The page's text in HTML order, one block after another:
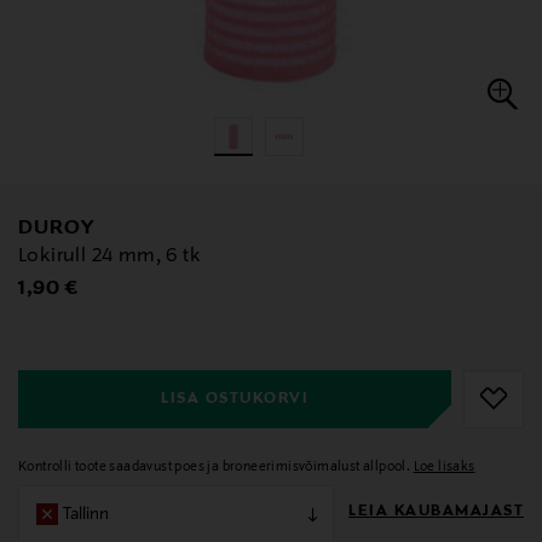
DUROY
Lokirull 24 mm, 6 tk
Original Price
1,90 €
LISA OSTUKORVI
Kontrolli toote saadavust poes ja broneerimisvõimalust allpool. Loe lisaks
Tallinn LEIA KAUBAMAJAST